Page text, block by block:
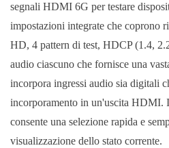
segnali HDMI 6G per testare
impostazioni integrate che coprono
HD, 4 pattern di test, HDCP (1.4,
audio ciascuno che fornisce una
incorpora ingressi audio sia digitali
incorporamento in un'uscita HDMI.
consente una selezione rapida e
visualizzazione dello stato corrente.